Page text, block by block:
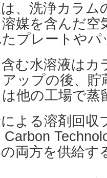
、洗浄カラム
媒を含んだ
プレートや
む水溶液はカ
アップの後、
他の工場で蒸
よる溶剤回収
Carbon
両方を供給す